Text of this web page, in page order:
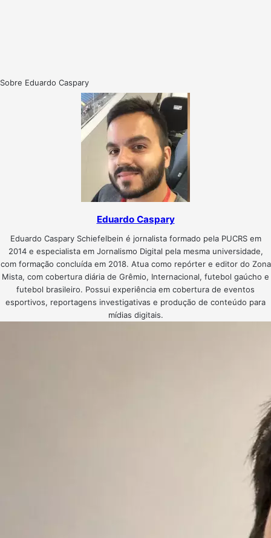
Sobre Eduardo Caspary
Eduardo Caspary
Eduardo Caspary Schiefelbein é jornalista formado pela PUCRS em
2014 e especialista em Jornalismo Digital pela mesma universidade,
com formação concluída em 2018. Atua como repórter e editor do Zona
Mista, com cobertura diária de Grêmio, Internacional, futebol gaúcho e
futebol brasileiro. Possui experiência em cobertura de eventos
esportivos, reportagens investigativas e produção de conteúdo para
mídias digitais.